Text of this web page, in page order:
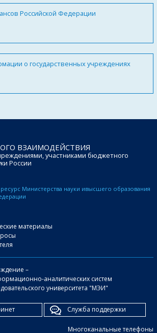
Российской Федерации
о государственных учреждениях
ВЗАИМОДЕЙСТВИЯ
участниками бюджетного
России
Министерства науки ивысшего образования
материалы
–
аналитических систем
университета "МЭИ"
Служба поддержки
Многоканальные телефоны